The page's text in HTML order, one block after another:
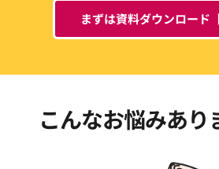
まずは資料ダウンロード
こんなお悩みあり